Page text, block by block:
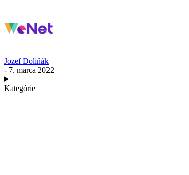
Jozef Doliňák
- 7. marca 2022
Kategórie